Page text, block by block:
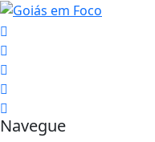
Navegue